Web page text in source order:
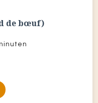
de bœuf)